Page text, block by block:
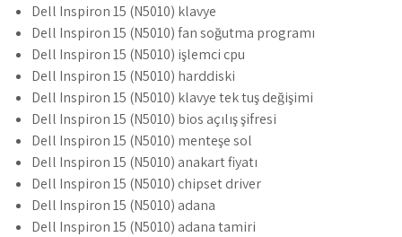
Dell Inspiron 15 (N5010) klavye
Dell Inspiron 15 (N5010) fan soğutma programı
Dell Inspiron 15 (N5010) işlemci cpu
Dell Inspiron 15 (N5010) harddiski
Dell Inspiron 15 (N5010) klavye tek tuş değişimi
Dell Inspiron 15 (N5010) bios açılış şifresi
Dell Inspiron 15 (N5010) menteşe sol
Dell Inspiron 15 (N5010) anakart fiyatı
Dell Inspiron 15 (N5010) chipset driver
Dell Inspiron 15 (N5010) adana
Dell Inspiron 15 (N5010) adana tamiri